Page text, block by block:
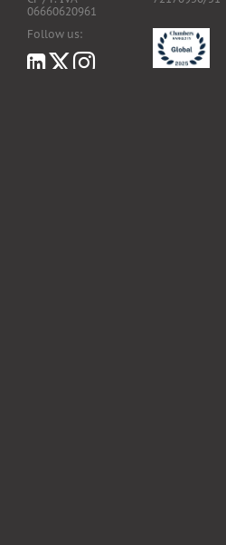
06660620961
Follow us: